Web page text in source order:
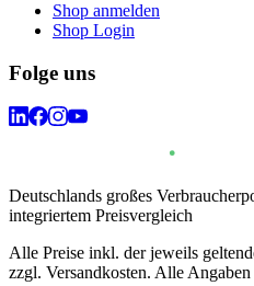
Shop anmelden
Shop Login
Folge uns
Deutschlands großes
integriertem Preisvergleich
Alle Preise inkl. der jeweils
zzgl. Versandkosten. Alle